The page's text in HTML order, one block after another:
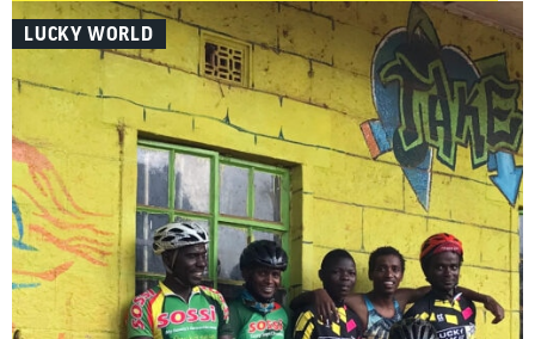
am Radfahren gehört auch ein bewusster Umgang mit
der eigenen Sicherheit. Genau hier setzt die Arbeit der
Stiftung savemybrain an. Die Partnerschaft verfolgt das
Ziel, die gemeinnützigen Zwecke und Aktivitäten der
Stiftung zu fördern und dem Thema Kopfverletzungen
mehr öffentliche Aufmerksamkeit zu verschaffen.
LUCKY WORLD